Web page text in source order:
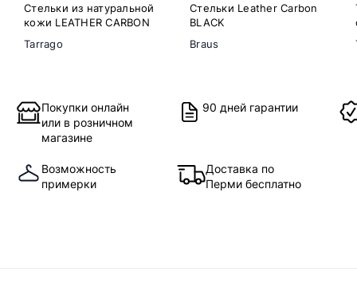
Стельки из натуральной
кожи LEATHER CARBON
Tarrago
Стельки Leather Carbon
BLACK
Braus
Покупки онлайн
или в розничном
магазине
90 дней гарантии
Возможность
примерки
Доставка по
Перми бесплатно